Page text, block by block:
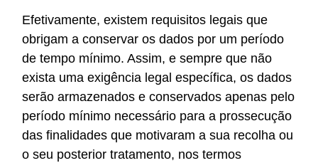
Efetivamente, existem requisitos legais que
obrigam a conservar os dados por um período
de tempo mínimo. Assim, e sempre que não
exista uma exigência legal específica, os dados
serão armazenados e conservados apenas pelo
período mínimo necessário para a prossecução
das finalidades que motivaram a sua recolha ou
o seu posterior tratamento, nos termos